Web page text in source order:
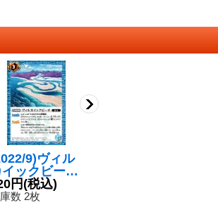
9)ヴィル
イックビーチ
レア仕様)
】{BS60-08
円(税込)
数 2枚